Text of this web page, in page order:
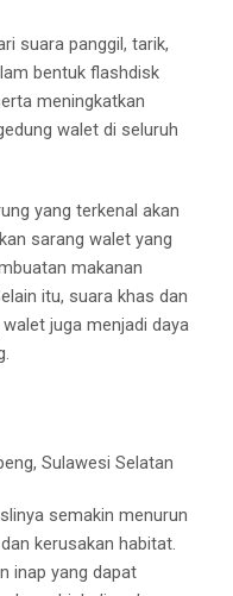
suara panggil, tarik,
bentuk flashdisk
meningkatkan
walet di seluruh
yang terkenal akan
sarang walet yang
makanan
itu, suara khas dan
juga menjadi daya
Sulawesi Selatan
semakin menurun
kerusakan habitat.
inap yang dapat